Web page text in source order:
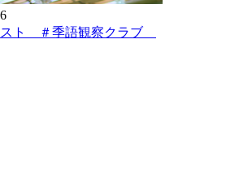
スト ＃季語観察クラブ